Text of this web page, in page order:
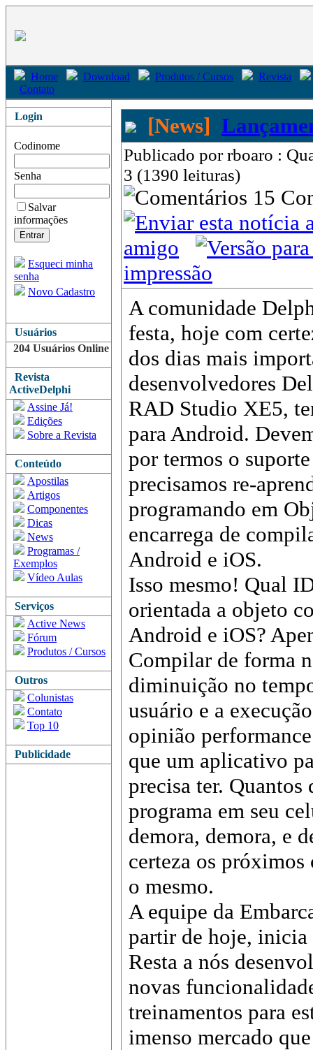
Home Download Produtos / Cursos
Revista
Contato
Login
Codinome
Senha
Salvar
informações
Esqueci minha
senha
Novo Cadastro
Usuários
204 Usuários Online
Revista
ActiveDelphi
Assine Já!
Edições
Sobre a Revista
Conteúdo
Apostilas
Artigos
Componentes
Dicas
News
Programas /
Exemplos
Vídeo Aulas
Serviços
Active News
Fórum
Produtos / Cursos
Outros
Colunistas
Contato
Top 10
Publicidade
[News]
Publicado por rboaro :
3 (1390 leituras)
15
amigo
impressão
A comunidade
festa, hoje com
dos dias mais
desenvolvedores
RAD Studio XE5,
para Android.
por termos o
precisamos re-
programando em
encarrega de
Android e iOS.
Isso mesmo! Qual
orientada a objeto
Android e iOS?
Compilar de forma
diminuição no
usuário e a
opinião
que um aplicativo
precisa ter.
programa em seu
demora, demora, e
certeza os próximos
o mesmo.
A equipe da
partir de hoje, inicia
Resta a nós
novas
treinamentos para
imenso mercado